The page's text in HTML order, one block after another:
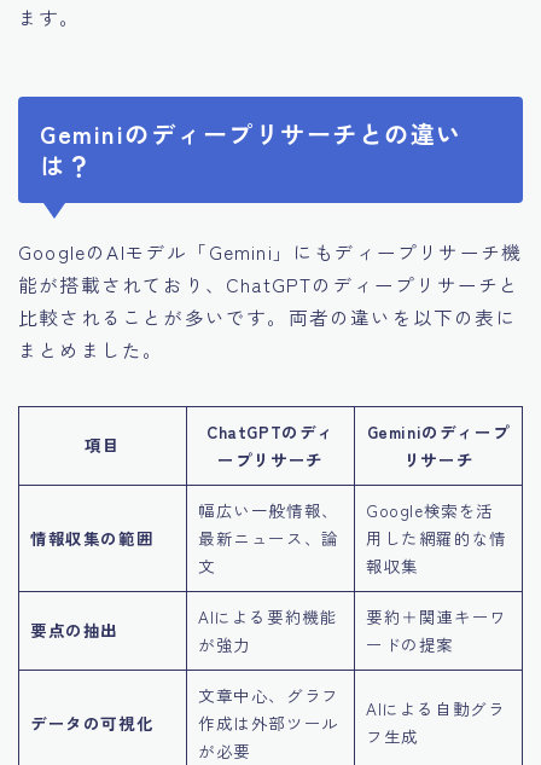
ます。
Geminiのディープリサーチとの違い
は？
GoogleのAIモデル「Gemini」にもディープリサーチ機
能が搭載されており、ChatGPTのディープリサーチと
比較されることが多いです。両者の違いを以下の表に
まとめました。
項目
ChatGPTのディ
ープリサーチ
Geminiのディープ
リサーチ
情報収集の範囲
幅広い一般情報、
最新ニュース、論
文
Google検索を活
用した網羅的な情
報収集
要点の抽出
AIによる要約機能
が強力
要約＋関連キーワ
ードの提案
データの可視化
文章中心、グラフ
作成は外部ツール
が必要
AIによる自動グラ
フ生成